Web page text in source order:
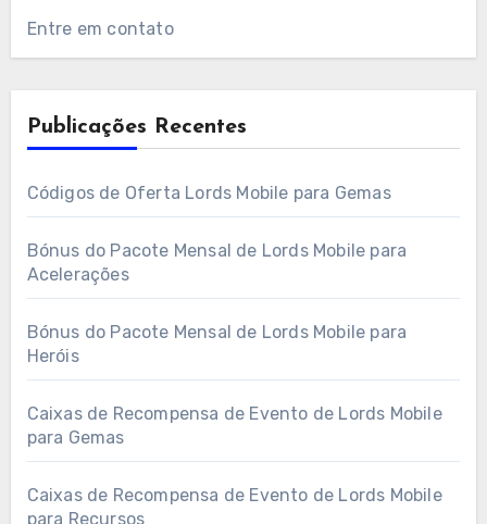
Entre em contato
Publicações Recentes
Códigos de Oferta Lords Mobile para Gemas
Bónus do Pacote Mensal de Lords Mobile para
Acelerações
Bónus do Pacote Mensal de Lords Mobile para
Heróis
Caixas de Recompensa de Evento de Lords Mobile
para Gemas
Caixas de Recompensa de Evento de Lords Mobile
para Recursos